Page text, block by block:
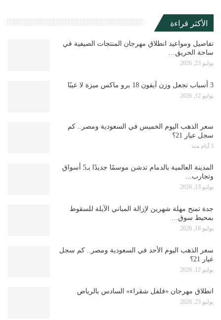
الأكثر قراءة
تفاصيل ومواعيد انطلاق مهرجان المنتجات الصيفية في
ساحة الحريق…
يوليو 23, 2026
3 أسباب تجعل وزن آيفون 18 برو ماكس ميزة لا عيبًا
يوليو 12, 2026
سعر الذهب اليوم الخميس في السعودية ومصر.. كم
سجل عيار 21؟
3 أيام منذ
المدينة العالمية بالدمام تدشن موسمًا جديدًا بـ5 أسواق
وتجارب…
يوليو 13, 2026
جدة تمنح مهلة شهرين لإزالة المباني الآيلة للسقوط
بمحيط سوق…
يوليو 18, 2026
سعر الذهب اليوم الأحد في السعودية ومصر.. كم سجل
عيار 21؟
يوليو 12, 2026
انطلاق مهرجان «فلفل شقراء» السادس بالرياض
يوليو 23, 2026